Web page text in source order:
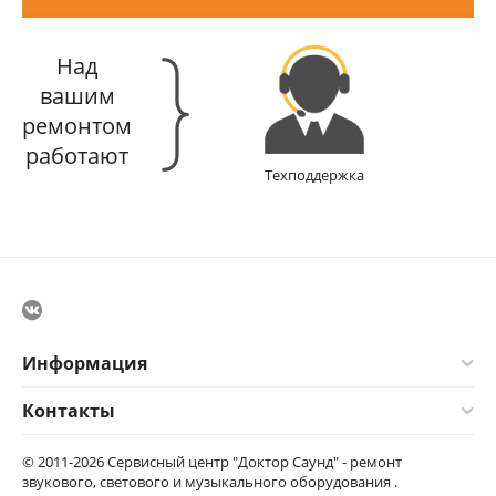
Над
вашим
ремонтом
работают
Техподдержка
Информация
Контакты
© 2011-2026 Сервисный центр "Доктор Саунд" - ремонт
звукового, светового и музыкального оборудования .